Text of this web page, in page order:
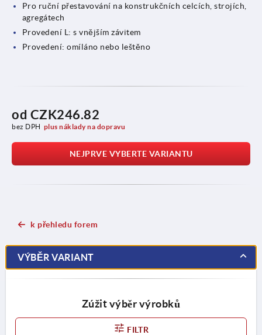
Pro ruční přestavování na konstrukčních celcích, strojích,
agregátech
Provedení L: s vnějším závitem
Provedení: omíláno nebo leštěno
od CZK246.82
bez DPH plus náklady na dopravu
NEJPRVE VYBERTE VARIANTU
k přehledu forem
VÝBĚR VARIANT
Zúžit výběr výrobků
FILTR